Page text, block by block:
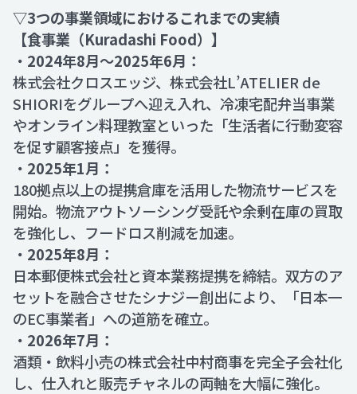
▽3つの事業領域におけるこれまでの実績
【食事業（Kuradashi Food）】
・ 2024年8月〜2025年6月：
株式会社クロスエッジ、株式会社L’ATELIER de
SHIORIをグループへ迎え入れ、冷凍宅配弁当事業
やオンライン料理教室といった「生活者に行動変容
を促す顧客接点」を獲得。
・ 2025年1月：
180拠点以上の提携倉庫を活用した物流サービスを
開始。物流アウトソーシング受託や余剰在庫の買取
を強化し、フードロス削減を加速。
・ 2025年8月：
日本郵便株式会社と資本業務提携を締結。双方のア
セットを融合させたシナジー創出により、「日本一
のEC事業者」への道筋を確立。
・ 2026年7月：
酒類・飲料小売の株式会社中村商事を完全子会社化
し、仕入れと販売チャネルの両軸を大幅に強化。